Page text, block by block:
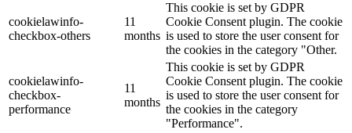
cookielawinfo-
checkbox-others
11
months
This cookie is set by GDPR
Cookie Consent plugin. The cookie
is used to store the user consent for
the cookies in the category "Other.
cookielawinfo-
checkbox-
performance
11
months
This cookie is set by GDPR
Cookie Consent plugin. The cookie
is used to store the user consent for
the cookies in the category
"Performance".